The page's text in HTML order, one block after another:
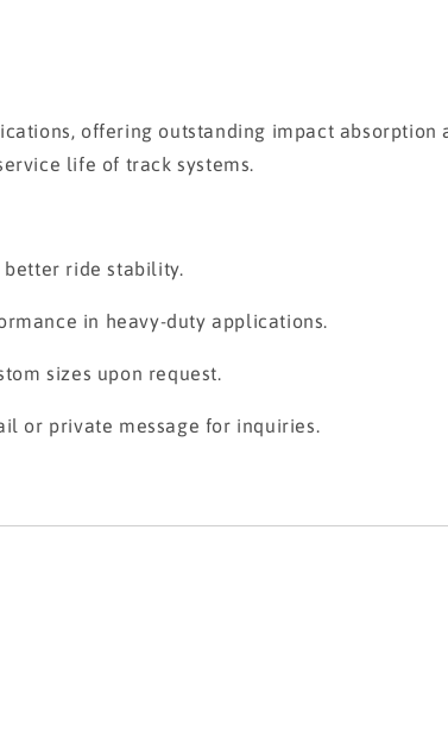
offering outstanding impact absorption
life of track systems.
ride stability.
in heavy-duty applications.
sizes upon request.
or private message for inquiries.